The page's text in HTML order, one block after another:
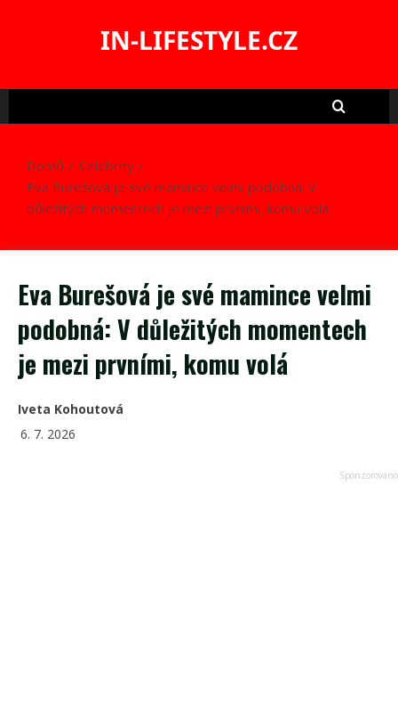
IN-LIFESTYLE.CZ
Domů
Celebrity
Eva Burešová je své mamince velmi podobná: V
důležitých momentech je mezi prvními, komu volá
Eva Burešová je své mamince velmi
podobná: V důležitých momentech
je mezi prvními, komu volá
Iveta Kohoutová
6. 7. 2026